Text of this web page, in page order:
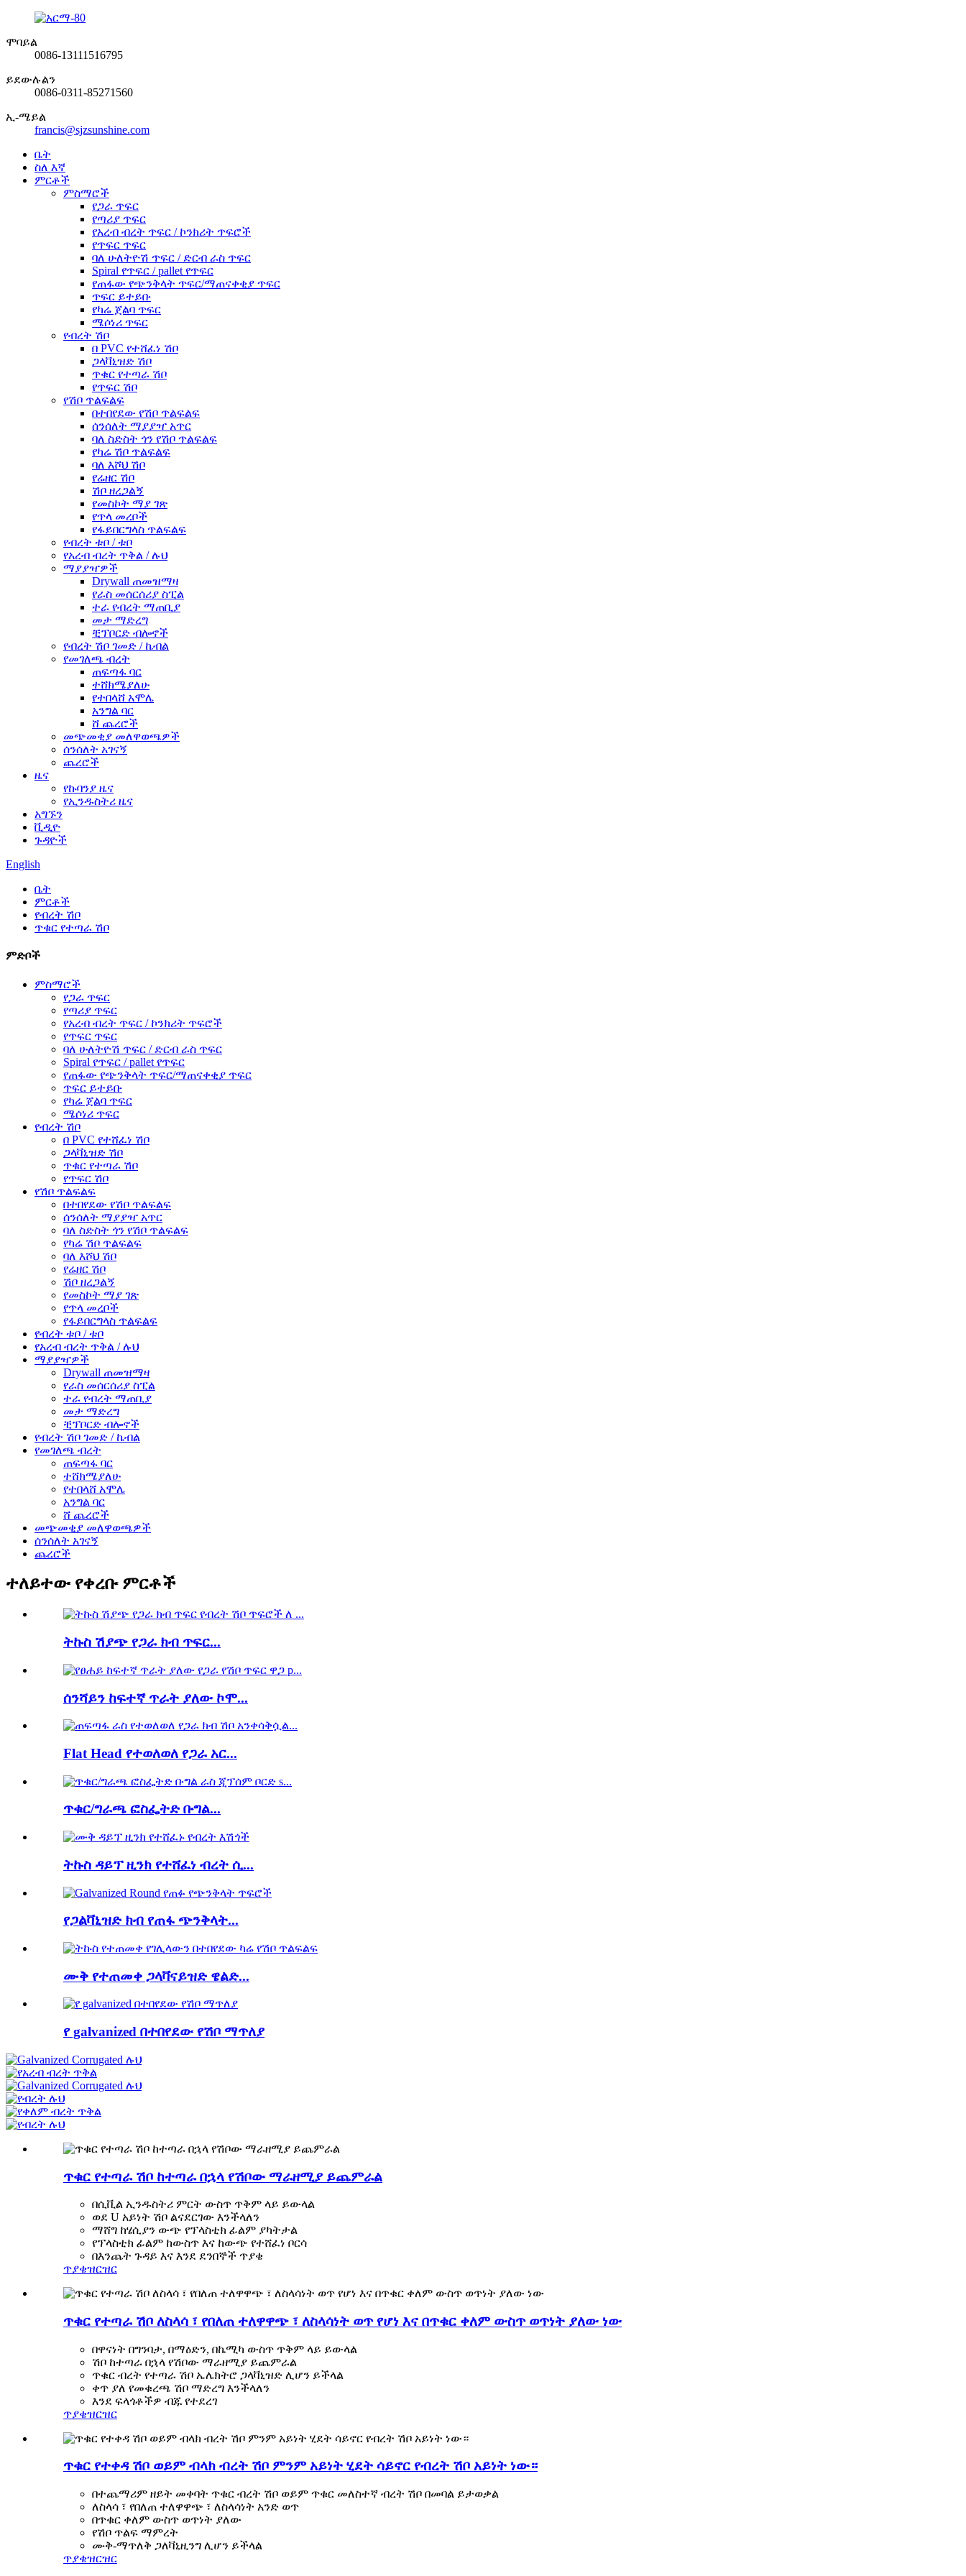
ሞባይል
0086-13111516795
ይደውሉልን
0086-0311-85271560
ኢ-ሜይል
francis@sjzsunshine.com
ቤት
ስለ እኛ
ምርቶች
ምስማሮች
የጋራ ጥፍር
የጣሪያ ጥፍር
የአረብ ብረት ጥፍር / ኮንክሪት ጥፍሮች
የጥፍር ጥፍር
ባለ ሁለትዮሽ ጥፍር / ድርብ ራስ ጥፍር
Spiral የጥፍር / pallet የጥፍር
የጠፋው የጭንቅላት ጥፍር/ማጠናቀቂያ ጥፍር
ጥፍር ይተይቡ
የካሬ ጀልባ ጥፍር
ሜሶነሪ ጥፍር
የብረት ሽቦ
በ PVC የተሸፈነ ሽቦ
ጋላቫኒዝድ ሽቦ
ጥቁር የተጣራ ሽቦ
የጥፍር ሽቦ
የሽቦ ጥልፍልፍ
በተበየደው የሽቦ ጥልፍልፍ
ሰንሰለት ማያያዣ አጥር
ባለ ስድስት ጎን የሽቦ ጥልፍልፍ
የካሬ ሽቦ ጥልፍልፍ
ባለ እሾህ ሽቦ
የሬዘር ሽቦ
ሽቦ ዘረጋልኝ
የመስኮት ማያ ገጽ
የጥላ መረቦች
የፋይበርግላስ ጥልፍልፍ
የብረት ቱቦ / ቱቦ
የአረብ ብረት ጥቅል / ሉህ
ማያያዣዎች
Drywall ጠመዝማዛ
የራስ መሰርሰሪያ ስፒል
ተራ የብረት ማጠቢያ
መታ ማድረግ
ቺፕቦርድ ብሎኖች
የብረት ሽቦ ገመድ / ኬብል
የመገለጫ ብረት
ጠፍጣፋ ባር
ተሸክሜያለሁ
የተበላሸ አሞሌ
አንግል ባር
ሸ ጨረሮች
መጭመቂያ መለዋወጫዎች
ሰንሰለት አገናኝ
ጨረሮች
ዜና
የኩባንያ ዜና
የኢንዱስትሪ ዜና
አግኙን
ቪዲዮ
ጉዳዮች
English
ቤት
ምርቶች
የብረት ሽቦ
ጥቁር የተጣራ ሽቦ
ምድቦች
ምስማሮች
የጋራ ጥፍር
የጣሪያ ጥፍር
የአረብ ብረት ጥፍር / ኮንክሪት ጥፍሮች
የጥፍር ጥፍር
ባለ ሁለትዮሽ ጥፍር / ድርብ ራስ ጥፍር
Spiral የጥፍር / pallet የጥፍር
የጠፋው የጭንቅላት ጥፍር/ማጠናቀቂያ ጥፍር
ጥፍር ይተይቡ
የካሬ ጀልባ ጥፍር
ሜሶነሪ ጥፍር
የብረት ሽቦ
በ PVC የተሸፈነ ሽቦ
ጋላቫኒዝድ ሽቦ
ጥቁር የተጣራ ሽቦ
የጥፍር ሽቦ
የሽቦ ጥልፍልፍ
በተበየደው የሽቦ ጥልፍልፍ
ሰንሰለት ማያያዣ አጥር
ባለ ስድስት ጎን የሽቦ ጥልፍልፍ
የካሬ ሽቦ ጥልፍልፍ
ባለ እሾህ ሽቦ
የሬዘር ሽቦ
ሽቦ ዘረጋልኝ
የመስኮት ማያ ገጽ
የጥላ መረቦች
የፋይበርግላስ ጥልፍልፍ
የብረት ቱቦ / ቱቦ
የአረብ ብረት ጥቅል / ሉህ
ማያያዣዎች
Drywall ጠመዝማዛ
የራስ መሰርሰሪያ ስፒል
ተራ የብረት ማጠቢያ
መታ ማድረግ
ቺፕቦርድ ብሎኖች
የብረት ሽቦ ገመድ / ኬብል
የመገለጫ ብረት
ጠፍጣፋ ባር
ተሸክሜያለሁ
የተበላሸ አሞሌ
አንግል ባር
ሸ ጨረሮች
መጭመቂያ መለዋወጫዎች
ሰንሰለት አገናኝ
ጨረሮች
ተለይተው የቀረቡ ምርቶች
ትኩስ ሽያጭ የጋራ ክብ ጥፍር...
ሰንሻይን ከፍተኛ ጥራት ያለው ኮሞ...
Flat Head የተወለወለ የጋራ አር...
ጥቁር/ግራጫ ፎስፌትድ ቡግል...
ትኩስ ዳይፕ ዚንክ የተሸፈነ ብረት ሲ...
የጋልቫኒዝድ ክብ የጠፋ ጭንቅላት...
ሙቅ የተጠመቀ ጋላቫናይዝድ ዌልድ...
የ galvanized በተበየደው የሽቦ ማጥለያ
ጥቁር የተጣራ ሽቦ ከተጣራ በኋላ የሽቦው ማራዘሚያ ይጨምራል
በሲቪል ኢንዱስትሪ ምርት ውስጥ ጥቅም ላይ ይውላል
ወደ U አይነት ሽቦ ልናደርገው እንችላለን
ማሸግ ከሄሲያን ውጭ የፕላስቲክ ፊልም ያካትታል
የፕላስቲክ ፊልም ከውስጥ እና ከውጭ የተሸፈነ ቦርሳ
በእንጨት ጉዳይ እና እንደ ደንበኞች ጥያቄ
ጥያቄዝርዝር
ጥቁር የተጣራ ሽቦ ለስላሳ ፣ የበለጠ ተለዋዋጭ ፣ ለስላሳነት ወጥ የሆነ እና በጥቁር ቀለም ውስጥ ወጥነት ያለው ነው
በዋናነት በግንባታ, በማዕድን, በኬሚካ ውስጥ ጥቅም ላይ ይውላል
ሽቦ ከተጣራ በኋላ የሽቦው ማራዘሚያ ይጨምራል
ጥቁር ብረት የተጣራ ሽቦ ኤሌክትሮ ጋላቫኒዝድ ሊሆን ይችላል
ቀጥ ያለ የመቁረጫ ሽቦ ማድረግ እንችላለን
እንደ ፍላጎቶችዎ ብጁ የተደረገ
ጥያቄዝርዝር
ጥቁር የተቀዳ ሽቦ ወይም ብላክ ብረት ሽቦ ምንም አይነት ሂደት ሳይኖር የብረት ሽቦ አይነት ነው።
በተጨማሪም ዘይት መቀባት ጥቁር ብረት ሽቦ ወይም ጥቁር መለስተኛ ብረት ሽቦ በመባል ይታወቃል
ለስላሳ ፣ የበለጠ ተለዋዋጭ ፣ ለስላሳነት አንድ ወጥ
በጥቁር ቀለም ውስጥ ወጥነት ያለው
የሽቦ ጥልፍ ማምረት
ሙቅ-ማጥለቅ ጋለቫኒዚንግ ሊሆን ይችላል
ጥያቄዝርዝር